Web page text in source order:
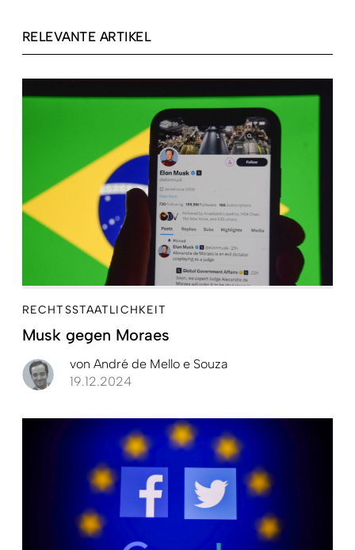
RELEVANTE ARTIKEL
RECHTSSTAATLICHKEIT
Musk gegen Moraes
von André de Mello e Souza
19.12.2024